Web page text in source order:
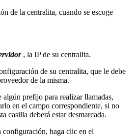
de la centralita, cuando se escoge
, la IP de su centralita.
de su centralita, que le debe
de la misma.
algún prefijo para realizar llamadas,
en el campo correspondiente, si no
casilla deberá estar desmarcada.
haga clic en el